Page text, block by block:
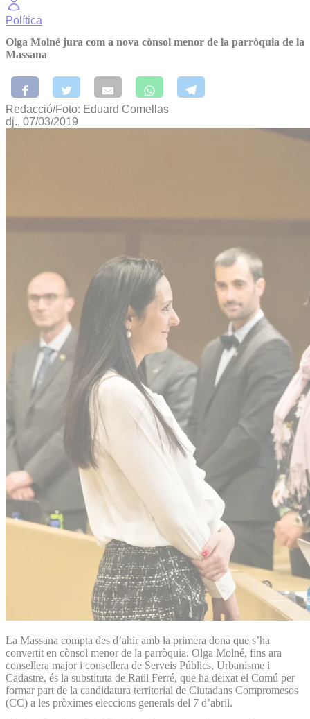
Política
Olga Molné jura com a nova cònsol menor de la parròquia de la
Massana
Redacció/Foto: Eduard Comellas
dj., 07/03/2019
La Massana compta des d’ahir amb la primera dona que s’ha
convertit en cònsol menor de la parròquia. Olga Molné, fins ara
consellera major i consellera de Serveis Públics, Urbanisme i
Cadastre, és la substituta de Raül Ferré, que ha deixat el Comú per
formar part de la candidatura territorial de Ciutadans Compromesos
(CC) a les pròximes eleccions generals del 7 d’abril.